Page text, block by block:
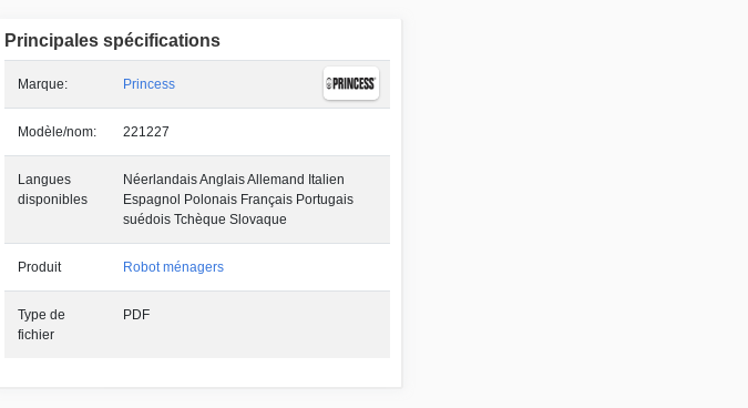
Principales spécifications
Marque: Princess
Modèle/nom: 221227
Langues
disponibles
Néerlandais Anglais Allemand Italien
Espagnol Polonais Français Portugais
suédois Tchèque Slovaque
Produit Robot ménagers
Type de
fichier
PDF